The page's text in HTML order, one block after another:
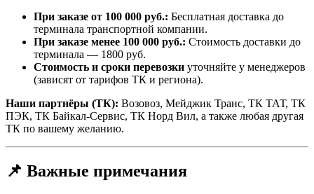
При заказе от 100 000 руб.: Бесплатная доставка до
терминала транспортной компании.
При заказе менее 100 000 руб.: Стоимость доставки до
терминала — 1800 руб.
Стоимость и сроки перевозки уточняйте у менеджеров
(зависят от тарифов ТК и региона).
Наши партнёры (ТК): Возовоз, Мейджик Транс, ТК ТАТ, ТК
ПЭК, ТК Байкал-Сервис, ТК Норд Вил, а также любая другая
ТК по вашему желанию.
📌 Важные примечания